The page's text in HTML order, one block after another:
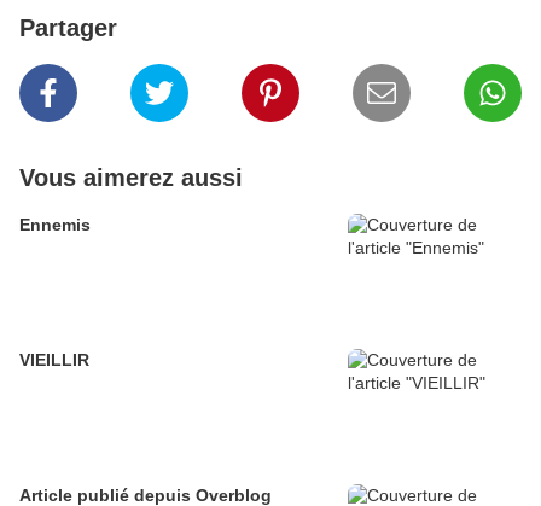
Partager
Vous aimerez aussi
Ennemis
VIEILLIR
Article publié depuis Overblog